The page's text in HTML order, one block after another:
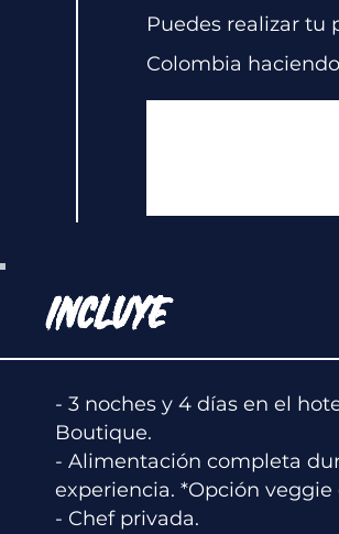
Puedes realizar tu
Colombia
INCLUYE
- 3 noches y 4 días en el
Boutique.
- Alimentación completa
experiencia. *Opción veggie
- Chef privada.